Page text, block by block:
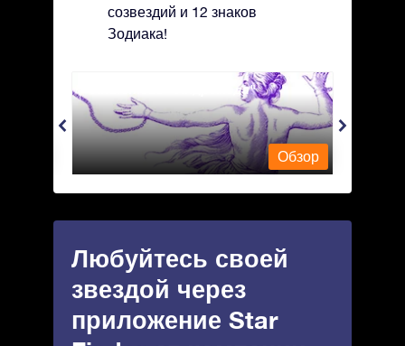
созвездий и 12 знаков
Зодиака!
Andromeda - Андромеда
Обзор
Любуйтесь своей
звездой через
приложение Star